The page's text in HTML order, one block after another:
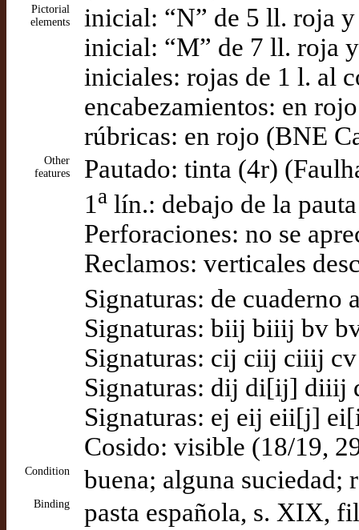
Pictorial
elements
inicial: “N” de 5 ll. roja y
inicial: “M” de 7 ll. roja
iniciales: rojas de 1 l. al
encabezamientos: en
rúbricas: en rojo (BNE
Other
features
Pautado: tinta (4r)
1 a lín.: debajo de la
Perforaciones: no se
Reclamos: verticales
Signaturas: de cuaderno
Signaturas: biij biiij bv
Signaturas: cij ciij ciiij
Signaturas: dij di[ij] diiij
Signaturas: ej eij eii[j]
Cosido: visible (18/19,
Condition buena; alguna suciedad;
Binding pasta española, s. XIX,